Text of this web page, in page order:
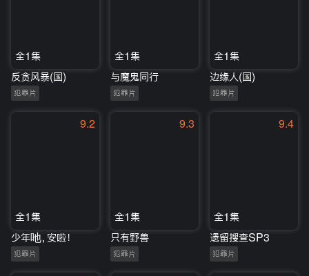
全1集
反贪风暴(国)
犯罪片
全1集
与魔鬼同行
犯罪片
全1集
边缘人(国)
犯罪片
9.2
全1集
少年吔，安啦！
犯罪片
9.3
全1集
只有野兽
犯罪片
9.4
全1集
遗留搜查SP3
犯罪片